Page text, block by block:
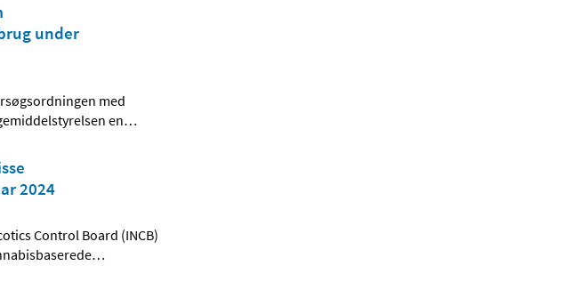
under
med
en…
2024
Control Board (INCB)
…